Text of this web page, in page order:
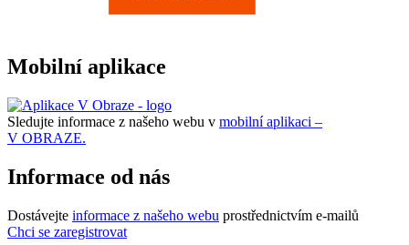
Mobilní aplikace
Sledujte informace z našeho webu v mobilní aplikaci –
V OBRAZE.
Informace od nás
Dostávejte informace z našeho webu prostřednictvím e-mailů
Chci se zaregistrovat